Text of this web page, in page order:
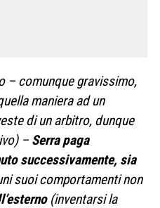
– comunque gravissimo,
maniera ad un
di un arbitro, dunque
–Serra paga
successivamente, sia
suoi comportamenti non
(inventarsi la